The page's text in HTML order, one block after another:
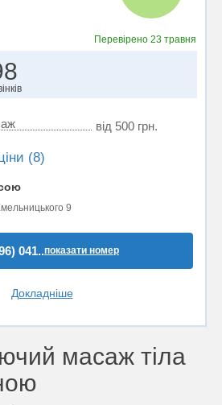
Перевірено23 травня
від 500 грн.
(8)
9
041..показати номер
Докладніше
масаж тіла